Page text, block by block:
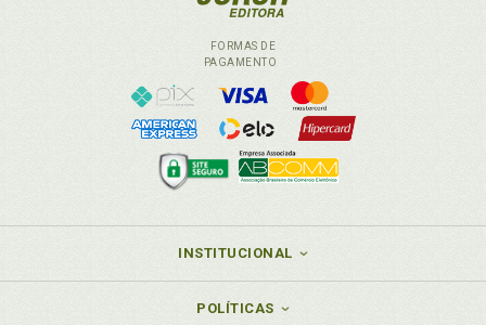
FORMAS DE
PAGAMENTO
INSTITUCIONAL
POLÍTICAS